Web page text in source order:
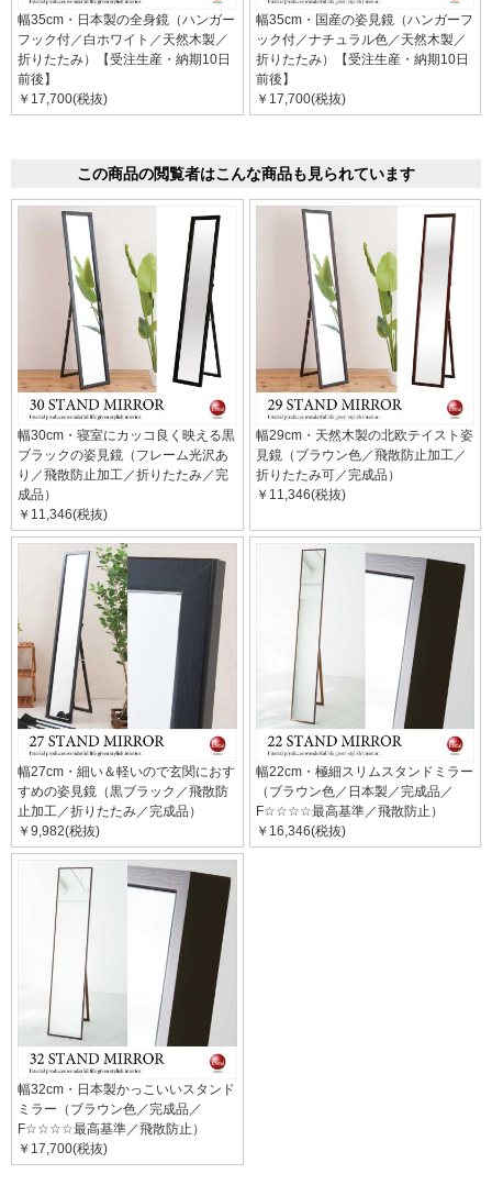
幅35cm・日本製の全身鏡（ハンガー
フック付／白ホワイト／天然木製／
折りたたみ）【受注生産・納期10日
前後】
￥17,700(税抜)
幅35cm・国産の姿見鏡（ハンガーフ
ック付／ナチュラル色／天然木製／
折りたたみ）【受注生産・納期10日
前後】
￥17,700(税抜)
この商品の閲覧者はこんな商品も見られています
幅30cm・寝室にカッコ良く映える黒
ブラックの姿見鏡（フレーム光沢あ
り／飛散防止加工／折りたたみ／完
成品）
￥11,346(税抜)
幅29cm・天然木製の北欧テイスト姿
見鏡（ブラウン色／飛散防止加工／
折りたたみ可／完成品）
￥11,346(税抜)
幅27cm・細い＆軽いので玄関におす
すめの姿見鏡（黒ブラック／飛散防
止加工／折りたたみ／完成品）
￥9,982(税抜)
幅22cm・極細スリムスタンドミラー
（ブラウン色／日本製／完成品／
F☆☆☆☆最高基準／飛散防止）
￥16,346(税抜)
幅32cm・日本製かっこいいスタンド
ミラー（ブラウン色／完成品／
F☆☆☆☆最高基準／飛散防止）
￥17,700(税抜)